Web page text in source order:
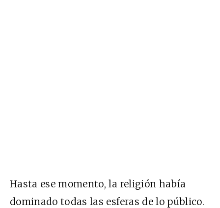
Hasta ese momento, la religión había
dominado todas las esferas de lo público.